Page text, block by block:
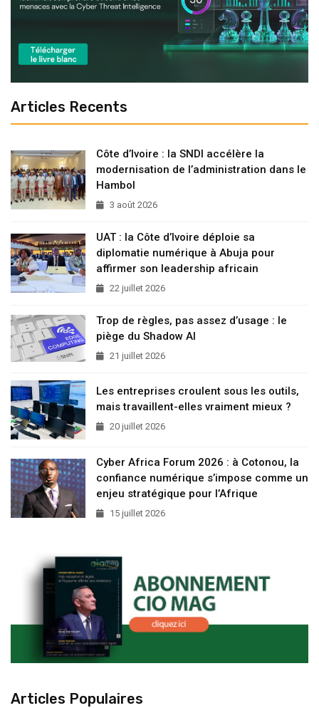
Articles Recents
Côte d’Ivoire : la SNDI accélère la
modernisation de l’administration dans le
Hambol
3 août 2026
UAT : la Côte d’Ivoire déploie sa
diplomatie numérique à Abuja pour
affirmer son leadership africain
22 juillet 2026
Trop de règles, pas assez d’usage : le
piège du Shadow AI
21 juillet 2026
Les entreprises croulent sous les outils,
mais travaillent-elles vraiment mieux ?
20 juillet 2026
Cyber Africa Forum 2026 : à Cotonou, la
confiance numérique s’impose comme un
enjeu stratégique pour l’Afrique
15 juillet 2026
Articles Populaires